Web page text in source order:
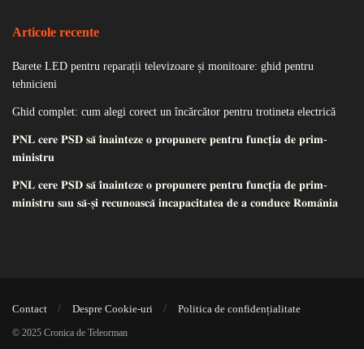
Articole recente
Barete LED pentru reparații televizoare și monitoare: ghid pentru
tehnicieni
Ghid complet: cum alegi corect un încărcător pentru trotineta electrică
𝐏𝐍𝐋 𝐜𝐞𝐫𝐞 𝐏𝐒𝐃 𝐬𝐚̆ 𝐢̂𝐧𝐚𝐢𝐧𝐭𝐞𝐳𝐞 𝐨 𝐩𝐫𝐨𝐩𝐮𝐧𝐞𝐫𝐞 𝐩𝐞𝐧𝐭𝐫𝐮 𝐟𝐮𝐧𝐜𝐭̦𝐢𝐚 𝐝𝐞 𝐩𝐫𝐢𝐦-
𝐦𝐢𝐧𝐢𝐬𝐭𝐫𝐮
𝐏𝐍𝐋 𝐜𝐞𝐫𝐞 𝐏𝐒𝐃 𝐬𝐚̆ 𝐢̂𝐧𝐚𝐢𝐧𝐭𝐞𝐳𝐞 𝐨 𝐩𝐫𝐨𝐩𝐮𝐧𝐞𝐫𝐞 𝐩𝐞𝐧𝐭𝐫𝐮 𝐟𝐮𝐧𝐜𝐭̦𝐢𝐚 𝐝𝐞 𝐩𝐫𝐢𝐦-
𝐦𝐢𝐧𝐢𝐬𝐭𝐫𝐮 𝐬𝐚𝐮 𝐬𝐚̆-𝐬̦𝐢 𝐫𝐞𝐜𝐮𝐧𝐨𝐚𝐬𝐜𝐚̆ 𝐢𝐧𝐜𝐚𝐩𝐚𝐜𝐢𝐭𝐚𝐭𝐞𝐚 𝐝𝐞 𝐚 𝐜𝐨𝐧𝐝𝐮𝐜𝐞 𝐑𝐨𝐦𝐚̂𝐧𝐢𝐚
Contact Despre Cookie-uri Politica de confidențialitate
© 2025 Cronica de Teleorman